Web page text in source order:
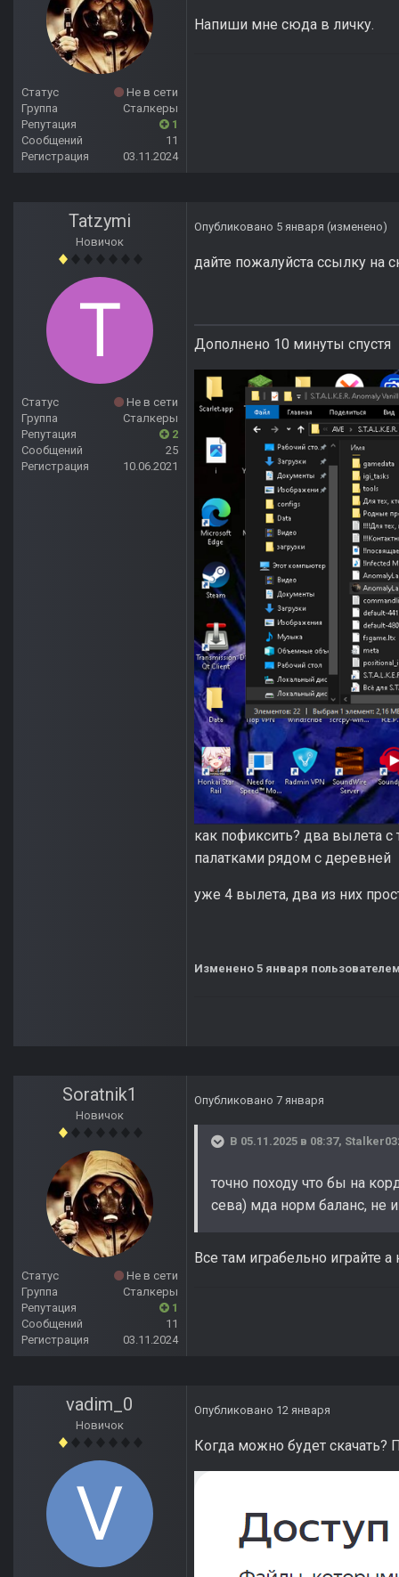
Статус
Не в сети
Группа
Сталкеры
Репутация
1
Сообщений
11
Регистрация
03.11.2024
Напиши мне сюда в личку.
Tatzymi
Новичок
Статус
Не в сети
Группа
Сталкеры
Репутация
2
Сообщений
25
Регистрация
10.06.2021
Опубликовано 5 января (изменено)
дайте пожалуйста ссылку на
Дополнено 10 минуты спустя
как пофиксить? два вылета
палатками рядом с деревней
уже 4 вылета, два из них
Изменено 5 января
Soratnik1
Новичок
Статус
Не в сети
Группа
Сталкеры
Репутация
1
Сообщений
11
Регистрация
03.11.2024
Опубликовано 7 января
В 05.11.2025 в 08:37,
точно походу что бы на
сева) мда норм баланс, не
Все там играбельно играйте
vadim_0
Новичок
Опубликовано 12 января
Когда можно будет скачать?